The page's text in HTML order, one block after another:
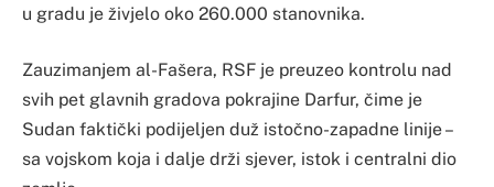
u gradu je živjelo oko 260.000 stanovnika.
Zauzimanjem al-Fašera, RSF je preuzeo kontrolu nad
svih pet glavnih gradova pokrajine Darfur, čime je
Sudan faktički podijeljen duž istočno-zapadne linije –
sa vojskom koja i dalje drži sjever, istok i centralni dio